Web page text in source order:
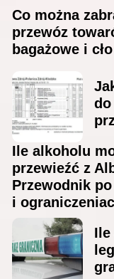
Co można
przewóz
bagażowe i cło
do
Ile alkoholu
przewieźć z
Przewodnik
i
Ile